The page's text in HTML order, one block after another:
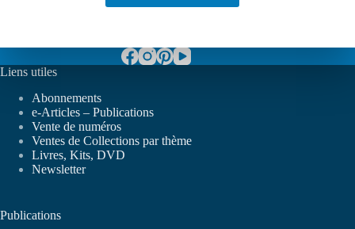
Liens utiles
Abonnements
e-Articles – Publications
Vente de numéros
Ventes de Collections par thème
Livres, Kits, DVD
Newsletter
Publications